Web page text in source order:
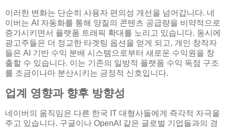
이러한 변화는 단순히 사용자 편의성 개선을 넘어갑니다. 네
이버는 AI 자동화를 통해 양질의 콘텐츠 공급량을 비약적으로
증가시키면서 플랫폼 트래픽 확대를 노리고 있습니다. 동시에
광고주들은 더 정교한 타겟팅 옵션을 얻게 되고, 개인 창작자
들은 AI 기반 수익 분배 시스템으로부터 새로운 수익원을 창
출할 수 있습니다. 이는 기존의 일방적 플랫폼 수익 독점 구조
를 조금이나마 분산시키는 긍정적 신호입니다.
업계 영향과 향후 방향성
네이버의 움직임은 다른 한국 IT 대형사들에게 즉각적 자극을
주고 있습니다. 구글이나 OpenAI 같은 글로벌 기업들과의 경